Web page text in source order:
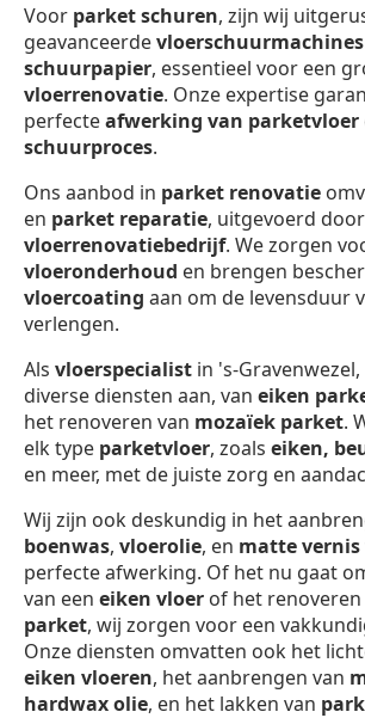
Voor parket schuren, zijn wij
geavanceerdevloerschuurmachines
schuurpapier, essentieel voor een
vloerrenovatie. Onze expertise
perfecteafwerking van parketvloer
schuurproces.
Ons aanbod in parket renovatie
en parket reparatie, uitgevoerd
vloerrenovatiebedrijf. We zorgen
vloeronderhoud en brengen
vloercoating aan om de levensduur
verlengen.
Als vloerspecialist in 's-
diverse diensten aan, van eiken
het renoveren van mozaïek parket.
elk type parketvloer, zoals eiken,
en meer, met de juiste zorg en
Wij zijn ook deskundig in het
boenwas, vloerolie, en matte vernis
perfecte afwerking. Of het nu gaat
van een eiken vloer of het renoveren
parket, wij zorgen voor een
Onze diensten omvatten ook het
eiken vloeren, het aanbrengen van
hardwax olie, en het lakken van